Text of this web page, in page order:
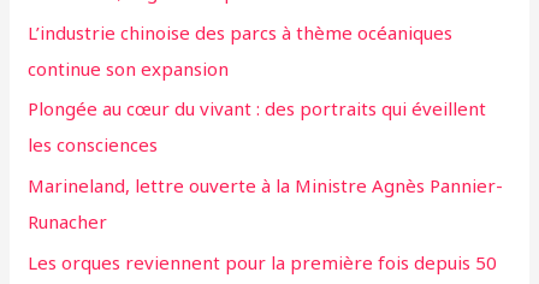
L’industrie chinoise des parcs à thème océaniques
continue son expansion
Plongée au cœur du vivant : des portraits qui éveillent
les consciences
Marineland, lettre ouverte à la Ministre Agnès Pannier-
Runacher
Les orques reviennent pour la première fois depuis 50